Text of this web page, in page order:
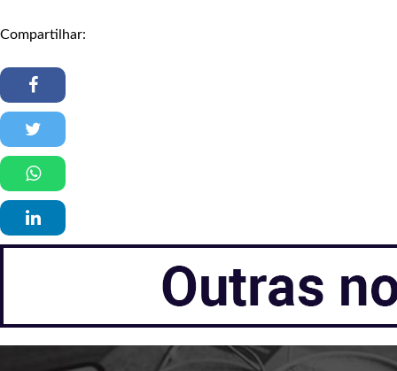
Compartilhar: